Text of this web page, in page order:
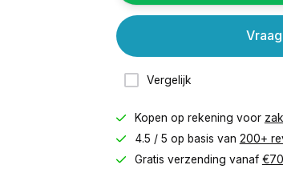
Vergelijk
Kopen op rekening voor
4.5 / 5 op basis van 200+
Gratis verzending vanaf